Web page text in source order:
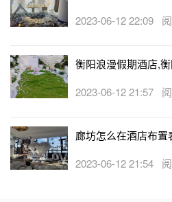
2023-06-12 22:09
衡阳浪漫假期酒店,
2023-06-12 21:57
廊坊怎么在酒店布
2023-06-12 21:54